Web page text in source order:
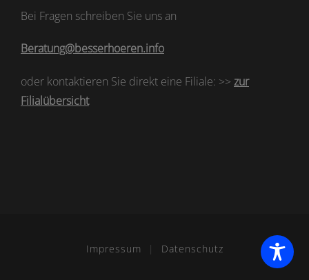
Bei Fragen schreiben Sie uns an
Beratung@besserhoeren.info
oder kontaktieren Sie direkt eine Filiale: >> zur
Filialübersicht
Impressum | Datenschutz